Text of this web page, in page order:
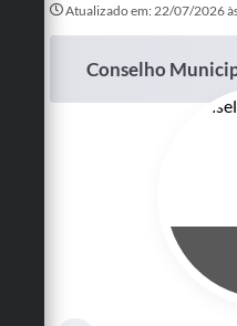
Licitações
Concursos e Processos
Transporte Coletivo
Atualizado em: 22/07/2026
Conselho